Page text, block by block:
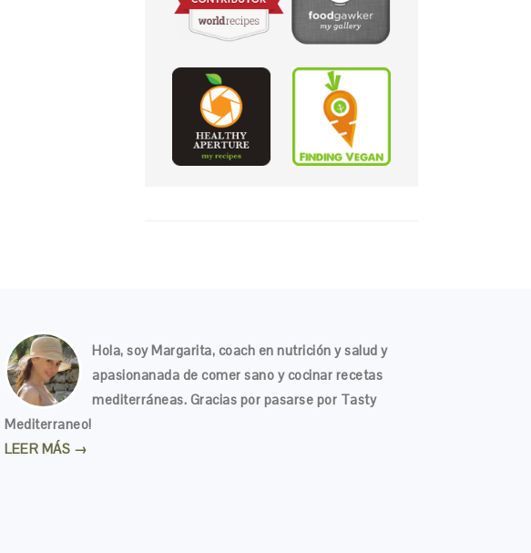
Hola, soy Margarita, coach en nutrición y salud y
apasionanada de comer sano y cocinar recetas
mediterráneas. Gracias por pasarse por Tasty
Mediterraneo!
LEER MÁS →